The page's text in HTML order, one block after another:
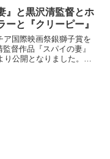
』...
』と黒沢清監督とホ
ーと『クリーピー』
ア国際映画祭銀獅子賞を
督作品『スパイの妻』
り公開となりました。太